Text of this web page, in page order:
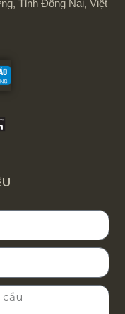
Tỉnh Đồng Nai, Việt